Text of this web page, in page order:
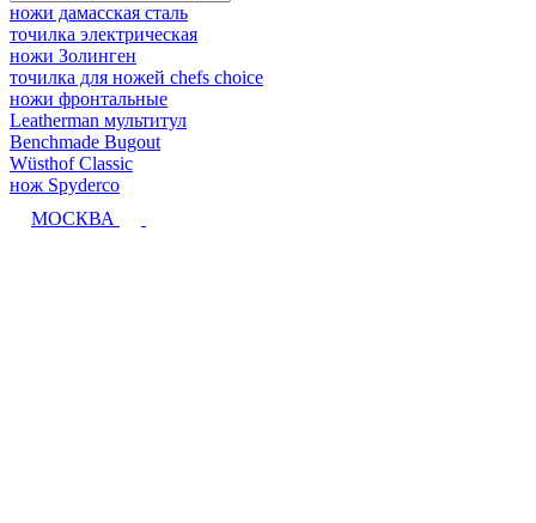
ножи дамасская сталь
точилка электрическая
ножи Золинген
точилка для ножей chefs choice
ножи фронтальные
Leatherman мультитул
Benchmade Bugout
Wüsthof Classic
нож Spyderco
МОСКВА